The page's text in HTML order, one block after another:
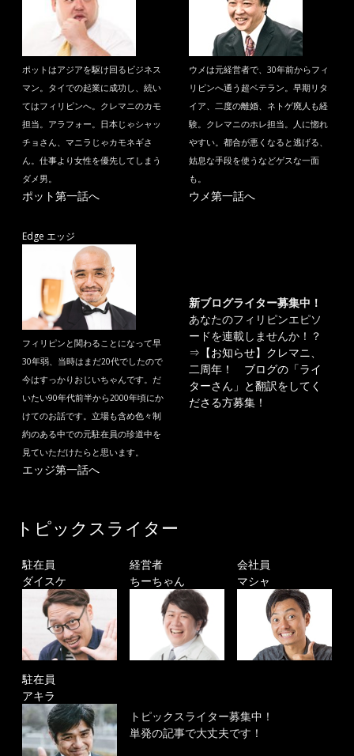
ポットはアジアを駆け回るビジネス
マン。タイでの起業に成功し、続い
てはフィリピンへ。クレマニのカモ
担当。アラフォー。日本じゃシャッ
チョさん、マニラじゃカモネギさ
ん。仕事より女性を優先してしまう
ダメ男。
ポット第一話へ
ウメは元経営者で、30年前からフィ
リピンへ通う超ベテラン。早期リタ
イア、二度の離婚、ネトゲ廃人も経
験。クレマニのホレ担当。人に惚れ
やすい。都合が悪くなると逃げる、
姑息な手段を使うなどゲスな一面
も。
ウメ第一話へ
Edge エッジ
フィリピンと関わることになって早
30年弱、当時はまだ20代でしたので
今はすっかりおじいちゃんです。だ
いたい90年代前半から2000年頃にか
けてのお話です。立場も含め色々制
約のある中での元駐在員の珍道中を
見ていただけたらと思います。
エッジ第一話へ
新ブログライター募集中！
あなたのフィリピンエピソ
ードを連載しませんか！？
⇒ 【お知らせ】クレマニ、
二周年！ ブログの「ライ
ターさん」と翻訳をしてく
ださる方募集！
トピックスライター
駐在員
ダイスケ
経営者
ちーちゃん
会社員
マシャ
駐在員
アキラ
トピックスライター募集中！
単発の記事で大丈夫です！